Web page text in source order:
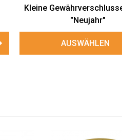
Kleine
"Neujahr"
AUSWÄHLEN